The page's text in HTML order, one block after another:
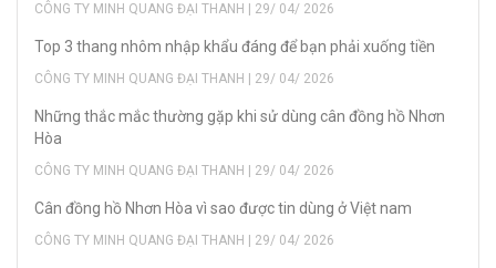
CÔNG TY MINH QUANG ĐẠI THANH | 29/ 04/ 2026
Top 3 thang nhôm nhập khẩu đáng để bạn phải xuống tiền
CÔNG TY MINH QUANG ĐẠI THANH | 29/ 04/ 2026
Những thắc mắc thường gặp khi sử dùng cân đồng hồ Nhơn
Hòa
CÔNG TY MINH QUANG ĐẠI THANH | 29/ 04/ 2026
Cân đồng hồ Nhơn Hòa vì sao được tin dùng ở Việt nam
CÔNG TY MINH QUANG ĐẠI THANH | 29/ 04/ 2026